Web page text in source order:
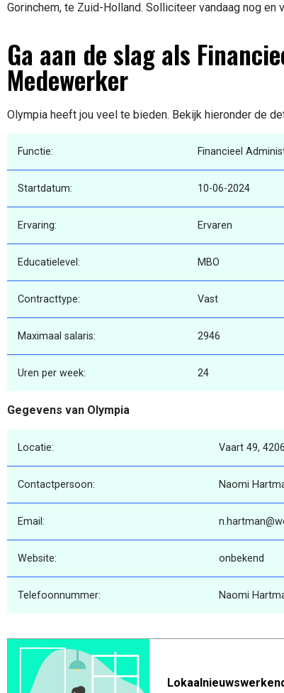
Gorinchem, te Zuid-Holland. Solliciteer vandaag nog en
Ga aan de slag als
Medewerker
Olympia heeft jou veel te bieden. Bekijk hieronder de
Functie: Financieel
Startdatum: 10-06-2024
Ervaring: Ervaren
Educatielevel: MBO
Contracttype: Vast
Maximaal salaris: 2946
Uren per week: 24
Gegevens van Olympia
Locatie: Vaart 49,
Contactpersoon: Naomi
Email:
Website: onbekend
Telefoonnummer: Naomi